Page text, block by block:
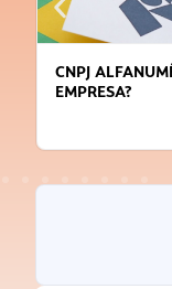
CNPJ
EMPRESA?